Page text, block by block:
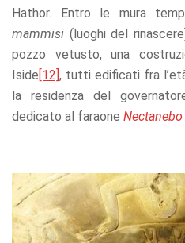
Hathor. Entro le mura
mammisi (luoghi del
pozzo vetusto, una
Iside[12], tutti edificati fra
la residenza del
dedicato al faraone Nectanebo